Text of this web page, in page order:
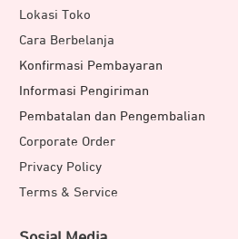
Lokasi Toko
Cara Berbelanja
Konfirmasi Pembayaran
Informasi Pengiriman
Pembatalan dan Pengembalian
Corporate Order
Privacy Policy
Terms & Service